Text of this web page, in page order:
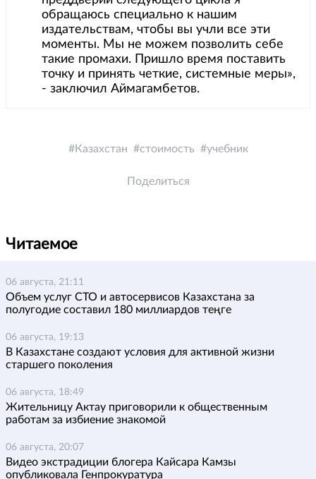
обращаюсь специально к нашим
издательствам, чтобы вы учли все эти
моменты. Мы не можем позволить себе
такие промахи. Пришло время поставить
точку и принять четкие, системные меры»,
- заключил Аймагамбетов.
Казахстан стоимость учебник
Поделиться
Читаемое
06 августа, 21:11
Объем услуг СТО и автосервисов Казахстана за
полугодие составил 180 миллиардов теңге
06 августа, 19:13
В Казахстане создают условия для активной жизни
старшего поколения
06 августа, 18:49
Жительницу Актау приговорили к общественным
работам за избиение знакомой
06 августа, 20:07
Видео экстрадиции блогера Кайсара Камзы
опубликовала Генпрокуратура